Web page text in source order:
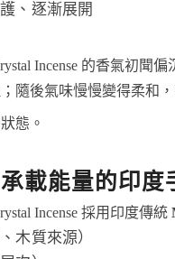
、逐漸展開
Incense 的香氣初聞偏
隨後氣味慢慢變得柔和
態。
載能量的印度
Incense 採用印度傳統
木質來源）